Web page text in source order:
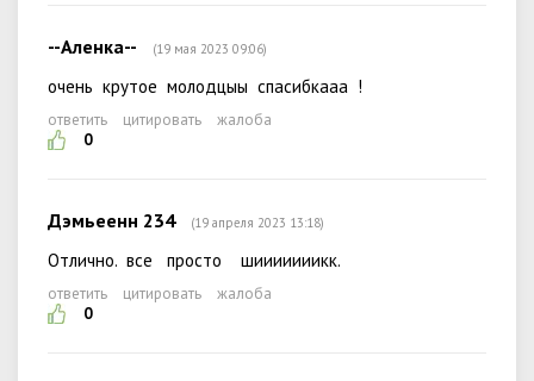
--Аленка-- (19 мая 2023 09:06)
очень крутое молодцыы спасибкааа !
ответить цитировать
жалоба
0
Дэмьеенн 234 (19 апреля 2023 13:18)
Отлично. все просто шииииииикк.
ответить цитировать
жалоба
0